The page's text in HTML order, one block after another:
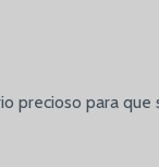
precioso para que